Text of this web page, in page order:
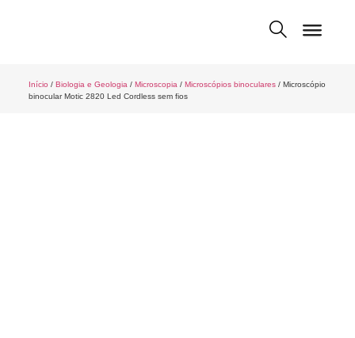
Início / Biologia e Geologia / Microscopia / Microscópios binoculares/ Microscópio
binocular Motic 2820 Led Cordless sem fios